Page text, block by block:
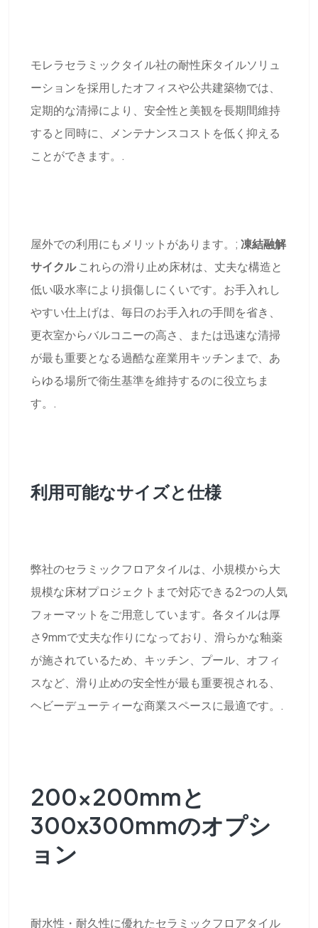
モレラセラミックタイル社の耐性床タイルソリュ
ーションを採用したオフィスや公共建築物では、
定期的な清掃により、安全性と美観を長期間維持
すると同時に、メンテナンスコストを低く抑える
ことができます。.
屋外での利用にもメリットがあります。; 凍結融解
サイクルこれらの滑り止め床材は、丈夫な構造と
低い吸水率により損傷しにくいです。お手入れし
やすい仕上げは、毎日のお手入れの手間を省き、
更衣室からバルコニーの高さ、または迅速な清掃
が最も重要となる過酷な産業用キッチンまで、あ
らゆる場所で衛生基準を維持するのに役立ちま
す。.
利用可能なサイズと仕様
弊社のセラミックフロアタイルは、小規模から大
規模な床材プロジェクトまで対応できる2つの人気
フォーマットをご用意しています。各タイルは厚
さ9mmで丈夫な作りになっており、滑らかな釉薬
が施されているため、キッチン、プール、オフィ
スなど、滑り止めの安全性が最も重要視される、
ヘビーデューティーな商業スペースに最適です。.
200x200mmと
300x300mmのオプシ
ョン
耐水性・耐久性に優れたセラミックフロアタイル